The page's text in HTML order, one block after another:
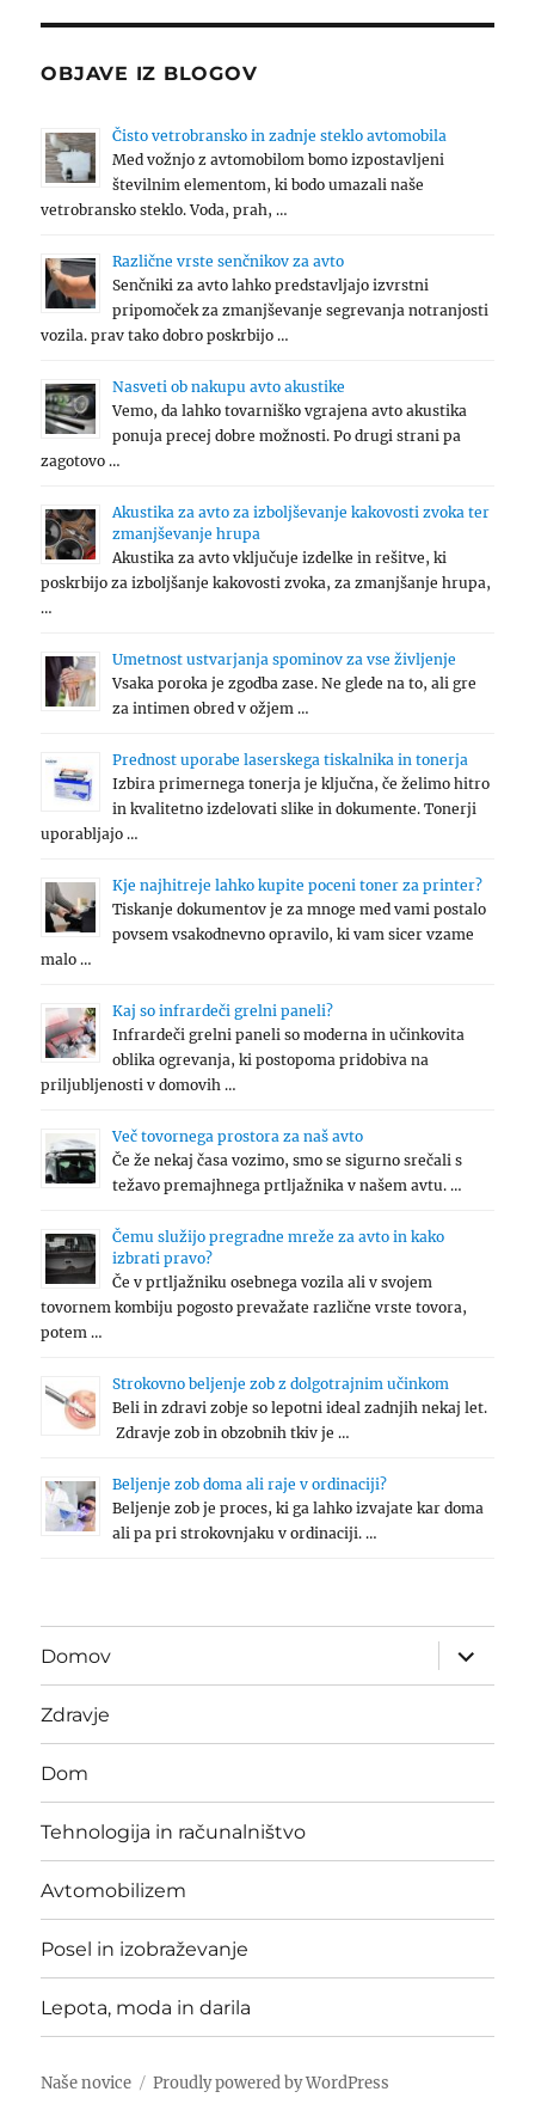
OBJAVE IZ BLOGOV
Čisto vetrobransko in zadnje steklo avtomobila
Med vožnjo z avtomobilom bomo izpostavljeni
številnim elementom, ki bodo umazali naše
vetrobransko steklo. Voda, prah, …
Različne vrste senčnikov za avto
Senčniki za avto lahko predstavljajo izvrstni
pripomoček za zmanjševanje segrevanja notranjosti
vozila. prav tako dobro poskrbijo …
Nasveti ob nakupu avto akustike
Vemo, da lahko tovarniško vgrajena avto akustika
ponuja precej dobre možnosti. Po drugi strani pa
zagotovo …
Akustika za avto za izboljševanje kakovosti zvoka ter
zmanjševanje hrupa
Akustika za avto vključuje izdelke in rešitve, ki
poskrbijo za izboljšanje kakovosti zvoka, za zmanjšanje hrupa,
…
Umetnost ustvarjanja spominov za vse življenje
Vsaka poroka je zgodba zase. Ne glede na to, ali gre
za intimen obred v ožjem …
Prednost uporabe laserskega tiskalnika in tonerja
Izbira primernega tonerja je ključna, če želimo hitro
in kvalitetno izdelovati slike in dokumente. Tonerji
uporabljajo …
Kje najhitreje lahko kupite poceni toner za printer?
Tiskanje dokumentov je za mnoge med vami postalo
povsem vsakodnevno opravilo, ki vam sicer vzame
malo …
Kaj so infrardeči grelni paneli?
Infrardeči grelni paneli so moderna in učinkovita
oblika ogrevanja, ki postopoma pridobiva na
priljubljenosti v domovih …
Več tovornega prostora za naš avto
Če že nekaj časa vozimo, smo se sigurno srečali s
težavo premajhnega prtljažnika v našem avtu. …
Čemu služijo pregradne mreže za avto in kako
izbrati pravo?
Če v prtljažniku osebnega vozila ali v svojem
tovornem kombiju pogosto prevažate različne vrste tovora,
potem …
Strokovno beljenje zob z dolgotrajnim učinkom
Beli in zdravi zobje so lepotni ideal zadnjih nekaj let.
Zdravje zob in obzobnih tkiv je …
Beljenje zob doma ali raje v ordinaciji?
Beljenje zob je proces, ki ga lahko izvajate kar doma
ali pa pri strokovnjaku v ordinaciji. …
Domov
expand
child
menu
Zdravje
Dom
Tehnologija in računalništvo
Avtomobilizem
Posel in izobraževanje
Lepota, moda in darila
Naše novice Proudly powered by WordPress